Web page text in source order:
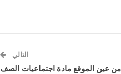
التالي
عين الموقع مادة اجتماعيات الصف